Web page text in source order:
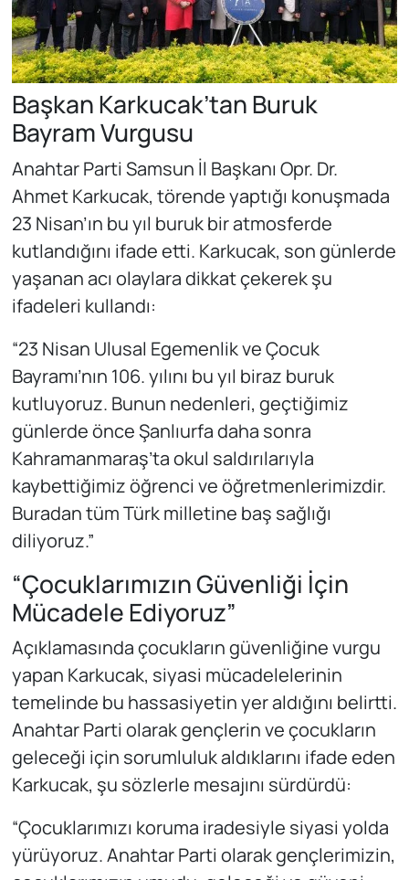
Başkan Karkucak’tan Buruk
Bayram Vurgusu
Anahtar Parti Samsun İl Başkanı Opr. Dr.
Ahmet Karkucak, törende yaptığı konuşmada
23 Nisan’ın bu yıl buruk bir atmosferde
kutlandığını ifade etti. Karkucak, son günlerde
yaşanan acı olaylara dikkat çekerek şu
ifadeleri kullandı:
“23 Nisan Ulusal Egemenlik ve Çocuk
Bayramı’nın 106. yılını bu yıl biraz buruk
kutluyoruz. Bunun nedenleri, geçtiğimiz
günlerde önce Şanlıurfa daha sonra
Kahramanmaraş’ta okul saldırılarıyla
kaybettiğimiz öğrenci ve öğretmenlerimizdir.
Buradan tüm Türk milletine baş sağlığı
diliyoruz.”
“Çocuklarımızın Güvenliği İçin
Mücadele Ediyoruz”
Açıklamasında çocukların güvenliğine vurgu
yapan Karkucak, siyasi mücadelelerinin
temelinde bu hassasiyetin yer aldığını belirtti.
Anahtar Parti olarak gençlerin ve çocukların
geleceği için sorumluluk aldıklarını ifade eden
Karkucak, şu sözlerle mesajını sürdürdü:
“Çocuklarımızı koruma iradesiyle siyasi yolda
yürüyoruz. Anahtar Parti olarak gençlerimizin,